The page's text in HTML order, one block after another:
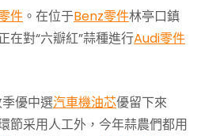
件 。在位于Benz零件林亭口鎮
在對“六瓣紅”蒜種進行Audi零件
優中選汽車機油芯優留下來
節采用人工外，今年蒜農們都用